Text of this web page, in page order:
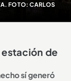
FOTO: CARLOS
de
sí generó